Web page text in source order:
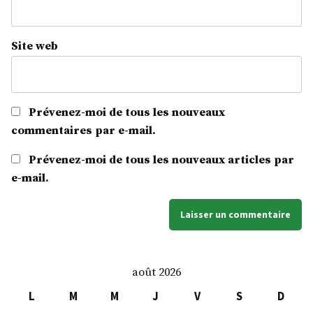
Site web
Prévenez-moi de tous les nouveaux
commentaires par e-mail.
Prévenez-moi de tous les nouveaux articles par
e-mail.
août 2026
L
M M J V S
D